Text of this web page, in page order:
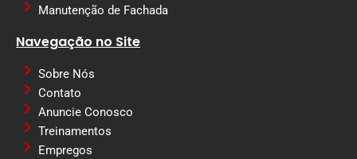
Manutenção de Fachada
Navegação no Site
Sobre Nós
Contato
Anuncie Conosco
Treinamentos
Empregos